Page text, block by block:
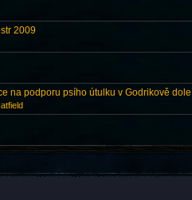
2009
na podporu psího útulku v Godrikově dole